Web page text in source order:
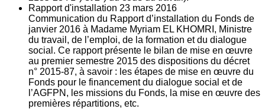
Rapport d'installation 23 mars 2016
Communication du Rapport d’installation du Fonds de
janvier 2016 à Madame Myriam EL KHOMRI, Ministre
du travail, de l’emploi, de la formation et du dialogue
social. Ce rapport présente le bilan de mise en œuvre
au premier semestre 2015 des dispositions du décret
n° 2015-87, à savoir : les étapes de mise en œuvre du
Fonds pour le financement du dialogue social et de
l’AGFPN, les missions du Fonds, la mise en œuvre des
premières répartitions, etc.